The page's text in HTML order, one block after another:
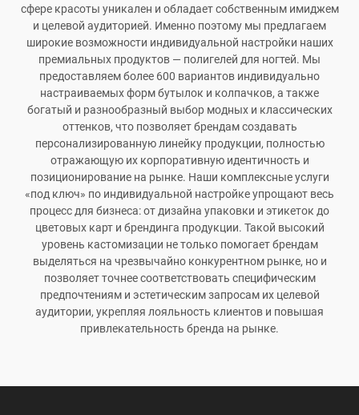
сфере красоты уникален и обладает собственным имиджем
и целевой аудиторией. Именно поэтому мы предлагаем
широкие возможности индивидуальной настройки наших
премиальных продуктов — полигелей для ногтей. Мы
предоставляем более 600 вариантов индивидуально
настраиваемых форм бутылок и колпачков, а также
богатый и разнообразный выбор модных и классических
оттенков, что позволяет брендам создавать
персонализированную линейку продукции, полностью
отражающую их корпоративную идентичность и
позиционирование на рынке. Наши комплексные услуги
«под ключ» по индивидуальной настройке упрощают весь
процесс для бизнеса: от дизайна упаковки и этикеток до
цветовых карт и брендинга продукции. Такой высокий
уровень кастомизации не только помогает брендам
выделяться на чрезвычайно конкурентном рынке, но и
позволяет точнее соответствовать специфическим
предпочтениям и эстетическим запросам их целевой
аудитории, укрепляя лояльность клиентов и повышая
привлекательность бренда на рынке.